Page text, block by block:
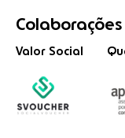
Colaborações
Valor Social